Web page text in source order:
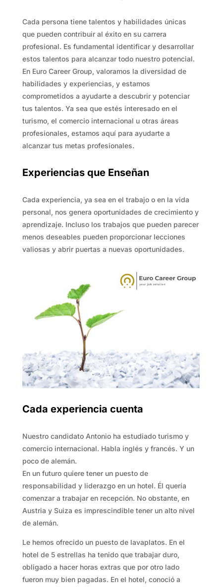
Cada persona tiene talentos y habilidades únicas
que pueden contribuir al éxito en su carrera
profesional. Es fundamental identificar y desarrollar
estos talentos para alcanzar todo nuestro potencial.
En Euro Career Group, valoramos la diversidad de
habilidades y experiencias, y estamos
comprometidos a ayudarte a descubrir y potenciar
tus talentos. Ya sea que estés interesado en el
turismo, el comercio internacional u otras áreas
profesionales, estamos aquí para ayudarte a
alcanzar tus metas profesionales.
Experiencias que Enseñan
Cada experiencia, ya sea en el trabajo o en la vida
personal, nos genera oportunidades de crecimiento y
aprendizaje. Incluso los trabajos que pueden parecer
menos deseables pueden proporcionar lecciones
valiosas y abrir puertas a nuevas oportunidades.
Cada experiencia cuenta
Nuestro candidato Antonio ha estudiado turismo y
comercio internacional. Habla inglés y francés. Y un
poco de alemán.
En un futuro quiere tener un puesto de
responsabilidad y liderazgo en un hotel. Él quería
comenzar a trabajar en recepción. No obstante, en
Austria y Suiza es imprescindible tener un alto nivel
de alemán.
Le hemos ofrecido un puesto de lavaplatos. En el
hotel de 5 estrellas ha tenido que trabajar duro,
obligado a hacer horas extras que por otro lado
fueron muy bien pagadas. En el hotel, conoció a